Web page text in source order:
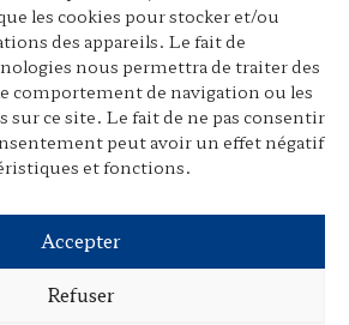
les cookies pour stocker et/ou
des appareils. Le fait de
nous permettra de traiter des
comportement de navigation ou les
ce site. Le fait de ne pas consentir
peut avoir un effet négatif
et fonctions.
Accepter
Refuser
à une
de
Post-scriptum sur
forces imaginantes
droit
Langue, texte, cognition
Droit et Société, 3) ».